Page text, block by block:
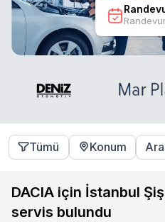
Tümü Konum
DACIA için İstanbul
servis bulundu